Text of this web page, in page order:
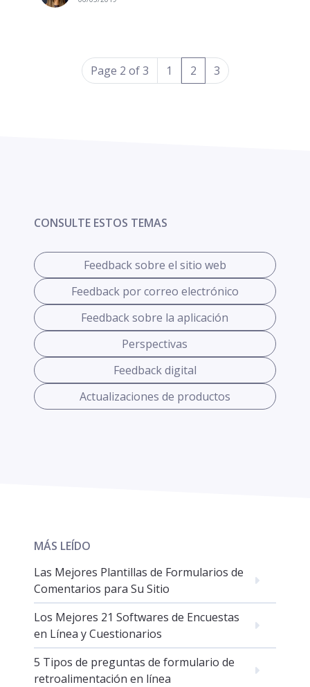
Page 2 of 3 1 2(current)
3
CONSULTE ESTOS TEMAS
Feedback sobre el sitio web
Feedback por correo electrónico
Feedback sobre la aplicación
Perspectivas
Feedback digital
Actualizaciones de productos
MÁS LEÍDO
Las Mejores Plantillas de Formularios de
Comentarios para Su Sitio
Los Mejores 21 Softwares de Encuestas
en Línea y Cuestionarios
5 Tipos de preguntas de formulario de
retroalimentación en línea